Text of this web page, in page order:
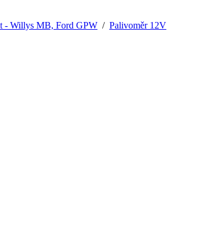
- Willys MB, Ford GPW / Palivoměr 12V